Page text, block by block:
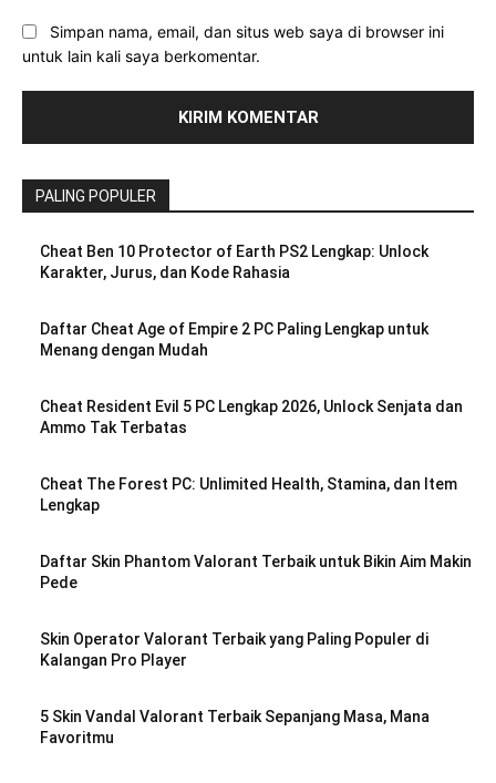
Simpan nama, email, dan situs web saya di browser ini
untuk lain kali saya berkomentar.
PALING POPULER
Cheat Ben 10 Protector of Earth PS2 Lengkap: Unlock
Karakter, Jurus, dan Kode Rahasia
Daftar Cheat Age of Empire 2 PC Paling Lengkap untuk
Menang dengan Mudah
Cheat Resident Evil 5 PC Lengkap 2026, Unlock Senjata dan
Ammo Tak Terbatas
Cheat The Forest PC: Unlimited Health, Stamina, dan Item
Lengkap
Daftar Skin Phantom Valorant Terbaik untuk Bikin Aim Makin
Pede
Skin Operator Valorant Terbaik yang Paling Populer di
Kalangan Pro Player
5 Skin Vandal Valorant Terbaik Sepanjang Masa, Mana
Favoritmu